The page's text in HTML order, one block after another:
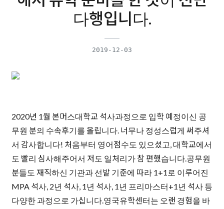
다행입니다.
2019-12-03
2020년 1월 본머스대학교 석사과정으로 입학 예정이신 공
무원 분의 수속후기를 올립니다. 너무나 정성스럽게 써주셔
서 감사합니다! 처음부터 영어점수도 있으셨고, 대학교에서
도 빨리 심사해주어서 저도 일처리가 참 편했습니다.공무원
분들도 재직하신 기관과 선발 기준에 따라 1+1로 이루어진
MPA 석사, 2년 석사, 1년 석사, 1년 프리마스터+1년 석사 등
다양한 과정으로 가십니다.영국유학센터는 오랜 경험을 바